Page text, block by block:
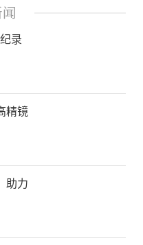
入速率和普及水
。巴西政府积极研
国家规划，目标
人和公共服务现
的增长。该战略
城市、医疗保健、
国庆)
录
精镜
助力